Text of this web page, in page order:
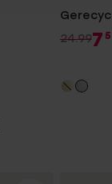
24.997